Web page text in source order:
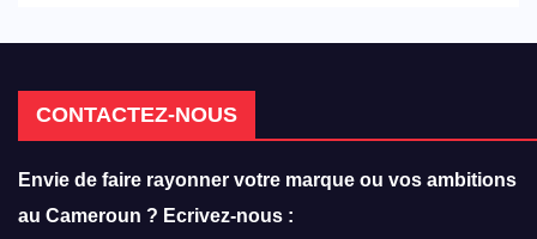
CONTACTEZ-NOUS
Envie de faire rayonner votre marque ou vos ambitions
au Cameroun ? Ecrivez-nous :